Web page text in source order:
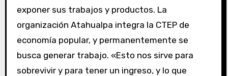
exponer sus trabajos y productos. La
organización Atahualpa integra la CTEP de
economía popular, y permanentemente se
busca generar trabajo. «Esto nos sirve para
sobrevivir y para tener un ingreso, y lo que